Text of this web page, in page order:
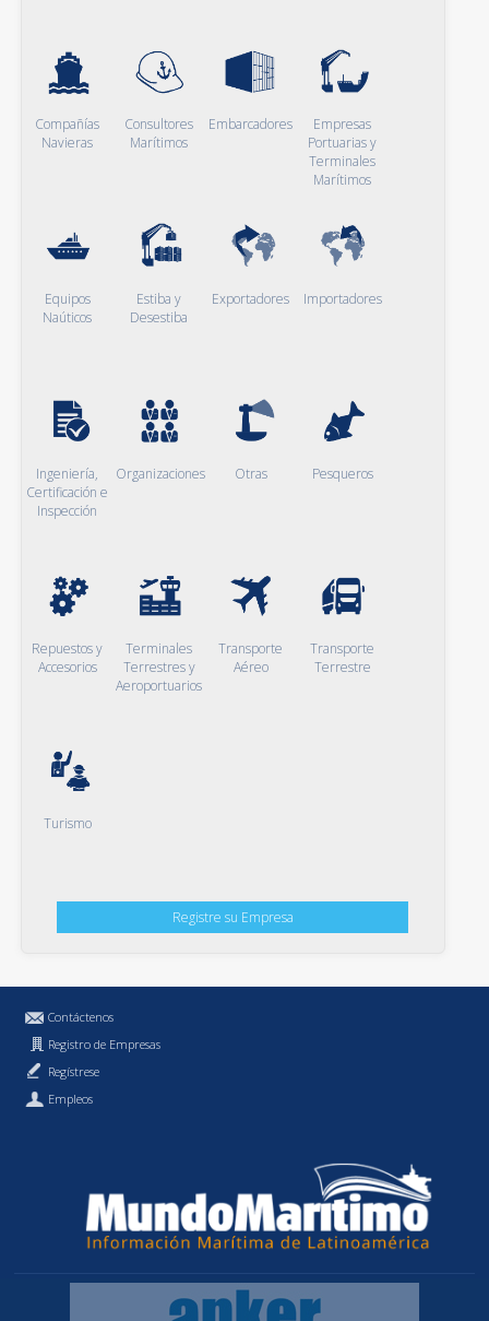
Compañías
Navieras
Consultores
Marítimos
Embarcadores
Empresas
Portuarias y
Terminales
Marítimos
Equipos
Naúticos
Estiba y
Desestiba
Exportadores Importadores
Ingeniería,
Certificación e
Inspección
Organizaciones Otras Pesqueros
Repuestos y
Accesorios
Terminales
Terrestres y
Aeroportuarios
Transporte
Aéreo
Transporte
Terrestre
Turismo
Registre su Empresa
Contáctenos
Registro de Empresas
Regístrese
Empleos
Política de Privacidad
MundoMaritimo.cl es una marca registrada de MundoMaritimo Ltda.